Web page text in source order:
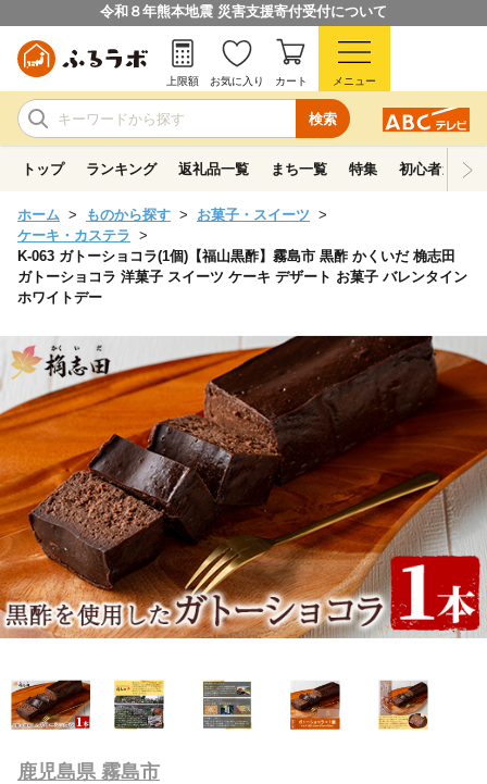
令和８年熊本地震 災害支援寄付受付について
検索
上限額 お気に入り カート メニュー
トップ ランキング 返礼品一覧 まち一覧 特集 初心者ガイド
ホーム ものから探す
お菓子・スイーツ
ケーキ・カステラ
K-063 ガトーショコラ(1個)【福山黒酢】霧島市 黒酢 かくいだ 桷志田
ガトーショコラ 洋菓子 スイーツ ケーキ デザート お菓子 バレンタイン
ホワイトデー
鹿児島県 霧島市